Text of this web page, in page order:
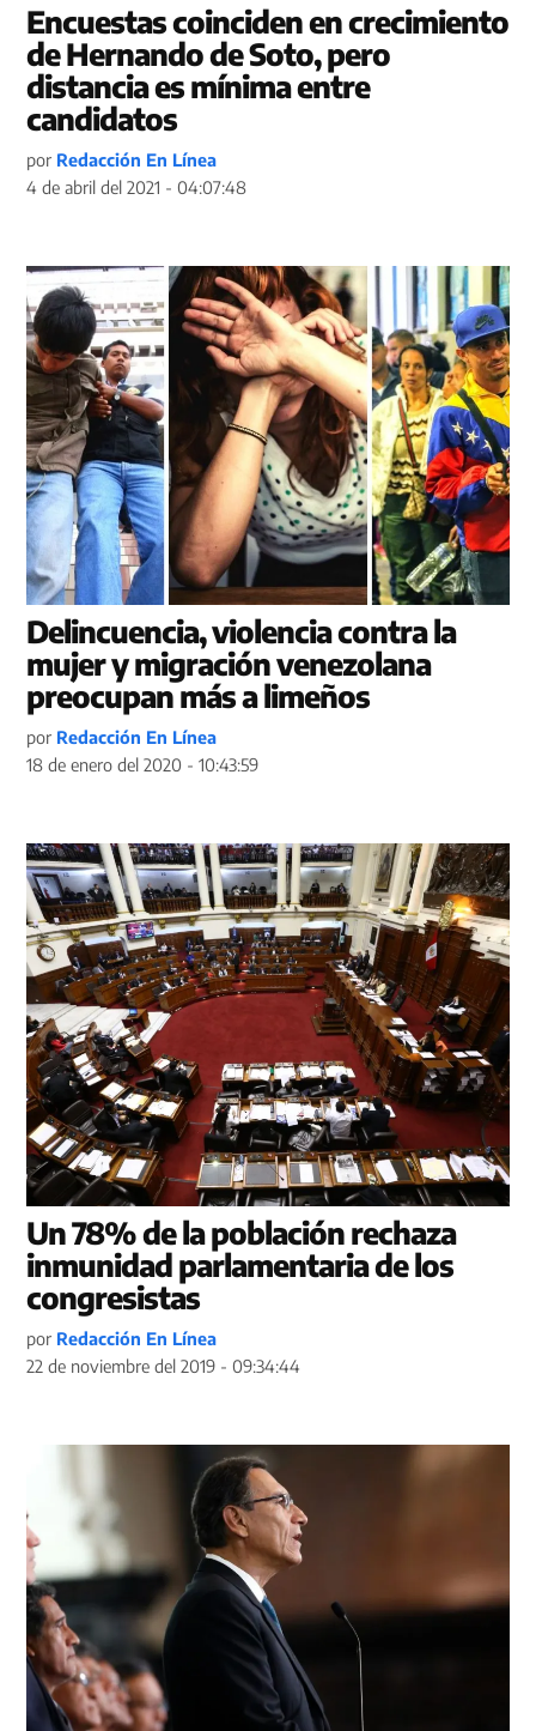
Encuestas coinciden en crecimiento
de Hernando de Soto, pero
distancia es mínima entre
candidatos
por Redacción En Línea
4 de abril del 2021 - 04:07:48
Delincuencia, violencia contra la
mujer y migración venezolana
preocupan más a limeños
por Redacción En Línea
18 de enero del 2020 - 10:43:59
Un 78% de la población rechaza
inmunidad parlamentaria de los
congresistas
por Redacción En Línea
22 de noviembre del 2019 - 09:34:44